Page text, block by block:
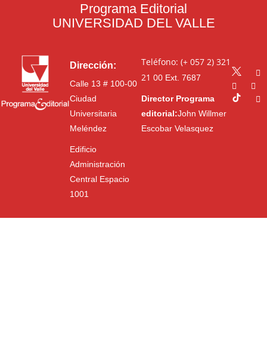
Programa Editorial
UNIVERSIDAD DEL VALLE
Dirección:
Calle 13 # 100-00
Ciudad
Universitaria
Meléndez
Edificio
Administración
Central Espacio
1001
Teléfono: (+ 057 2) 321
21 00Ext. 7687
Director Programa
editorial:John Willmer
Escobar Velasquez